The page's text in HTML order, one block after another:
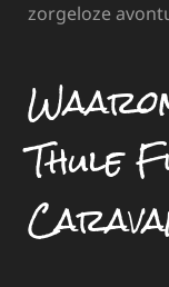
zorgeloze
Thule